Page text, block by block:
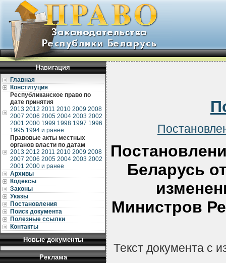
Навигация
Главная
Конституция
Республиканское право по
дате принятия
2013 2012 2011 2010 2009 2008
2007 2006 2005 2004 2003 2002
2001 2000 1999 1998 1997 1996
1995 1994 и ранее
Правовые акты местных
органов власти по датам
2013 2012 2011 2010 2009 2008
2007 2006 2005 2004 2003 2002
2001 2000 и ранее
Архивы
Кодексы
Законы
Указы
Постановления
Поиск документа
Полезные ссылки
Контакты
Новые документы
Реклама
Беларусь
Министров
Текст документа с